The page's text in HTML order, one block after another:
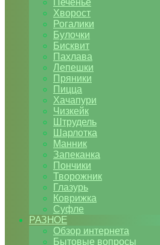
Печенье
Хворост
Рогалики
Булочки
Бисквит
Пахлава
Лепешки
Пряники
Пицца
Хачапури
Чизкейк
Штрудель
Шарлотка
Манник
Запеканка
Пончики
Творожник
Глазурь
Коврижка
Суфле
РАЗНОЕ
Обзор интернета
Бытовые вопросы